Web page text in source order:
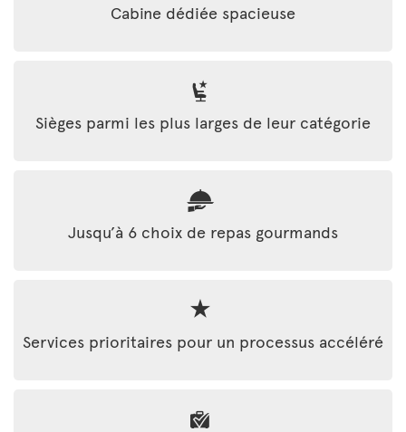
Cabine dédiée spacieuse
Sièges parmi les plus larges de leur catégorie
Jusqu’à 6 choix de repas gourmands
Services prioritaires pour un processus accéléré